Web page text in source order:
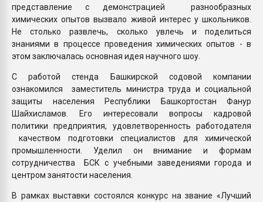
представление с демонстрацией разнообразных
химических опытов вызвало живой интерес у школьников.
Не столько развлечь, сколько увлечь и поделиться
знаниями в процессе проведения химических опытов - в
этом заключалась основная идея научного шоу.
С работой стенда Башкирской содовой компании
ознакомился заместитель министра труда и социальной
защиты населения Республики Башкортостан Фанур
Шайхисламов. Его интересовали вопросы кадровой
политики предприятия, удовлетворенность работодателя
качеством подготовки специалистов для химической
промышленности. Уделил он внимание и формам
сотрудничества БСК с учебными заведениями города и
центром занятости населения.
В рамках выставки состоялся конкурс на звание «Лучший